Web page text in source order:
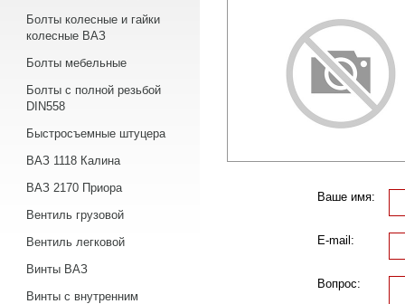
Болты колесные и гайки
колесные ВАЗ
Болты мебельные
Болты с полной резьбой
DIN558
Быстросъемные штуцера
ВАЗ 1118 Калина
ВАЗ 2170 Приора
Вентиль грузовой
Вентиль легковой
Винты ВАЗ
Винты с внутренним
Ваше имя:
E-mail:
Вопрос: